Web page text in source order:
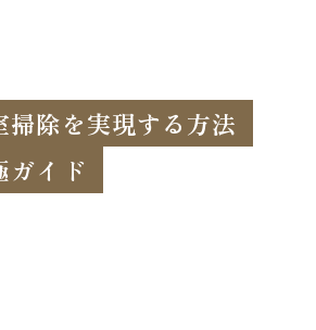
除を実現する方法
ガイド